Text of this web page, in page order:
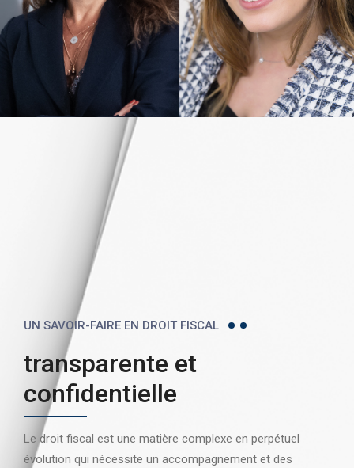
UN SAVOIR-FAIRE EN DROIT FISCAL
transparente et
confidentielle
Le droit fiscal est une matière complexe en perpétuel
évolution qui nécessite un accompagnement et des